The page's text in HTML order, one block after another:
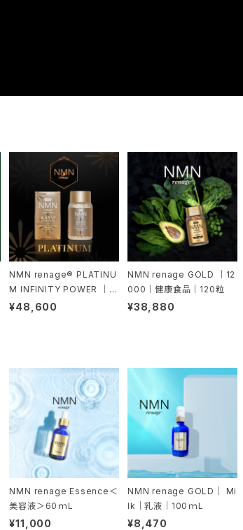
NMN renage® PLATINU
M INFINITY POWER ｜N
MN 15000mg ｜120粒
¥48,600
NMN renage GOLD ｜12
000｜健康食品｜120粒
¥38,880
NMN renage Essence＜
美容液＞60ｍL
¥11,000
NMN renage GOLD｜ Mi
lk｜乳液｜100ｍL
¥8,470